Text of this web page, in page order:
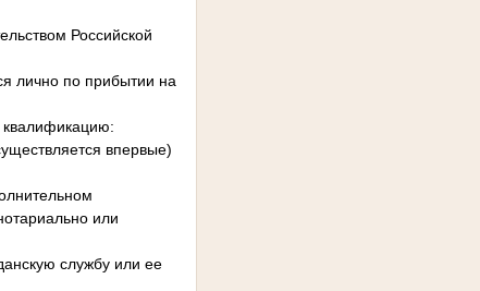
Российской
лично по прибытии на
впервые)
или
службу или ее